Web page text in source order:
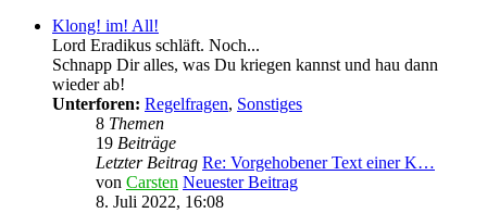
Klong! im! All!
Lord Eradikus schläft. Noch...
Schnapp Dir alles, was Du kriegen kannst und hau dann
wieder ab!
Unterforen: Regelfragen, Sonstiges
8 Themen
19 Beiträge
Letzter Beitrag Re: Vorgehobener Text einer K…
von Carsten Neuester Beitrag
8. Juli 2022, 16:08